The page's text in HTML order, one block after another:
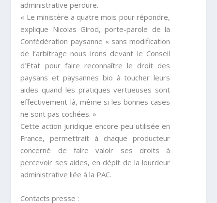
administrative perdure.
« Le ministère a quatre mois pour répondre,
explique Nicolas Girod, porte-parole de la
Confédération paysanne « sans modification
de l’arbitrage nous irons devant le Conseil
d’Etat pour faire reconnaître le droit des
paysans et paysannes bio à toucher leurs
aides quand les pratiques vertueuses sont
effectivement là, même si les bonnes cases
ne sont pas cochées. »
Cette action juridique encore peu utilisée en
France, permettrait à chaque producteur
concerné de faire valoir ses droits à
percevoir ses aides, en dépit de la lourdeur
administrative liée à la PAC.
Contacts presse :